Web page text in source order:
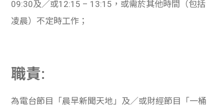
09:30及／或12:15 – 13:15，或需於其他時間（包括
凌晨）不定時工作；
職責:
為電台節目「晨早新聞天地」及／或財經節目「一桶